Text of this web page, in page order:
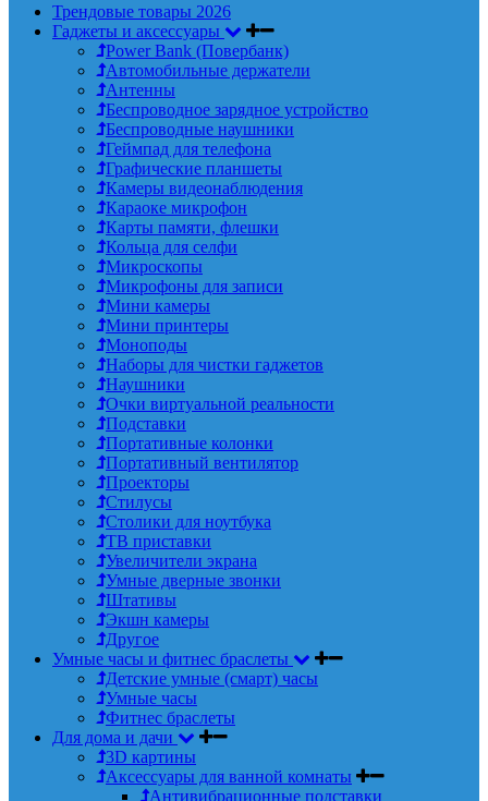
Трендовые товары 2026
Гаджеты и аксессуары
Power Bank (Повербанк)
Автомобильные держатели
Антенны
Беспроводное зарядное устройство
Беспроводные наушники
Геймпад для телефона
Графические планшеты
Камеры видеонаблюдения
Караоке микрофон
Карты памяти, флешки
Кольца для селфи
Микроскопы
Микрофоны для записи
Мини камеры
Мини принтеры
Моноподы
Наборы для чистки гаджетов
Наушники
Очки виртуальной реальности
Подставки
Портативные колонки
Портативный вентилятор
Проекторы
Стилусы
Столики для ноутбука
ТВ приставки
Увеличители экрана
Умные дверные звонки
Штативы
Экшн камеры
Другое
Умные часы и фитнес браслеты
Детские умные (смарт) часы
Умные часы
Фитнес браслеты
Для дома и дачи
3D картины
Аксессуары для ванной комнаты
Антивибрационные подставки